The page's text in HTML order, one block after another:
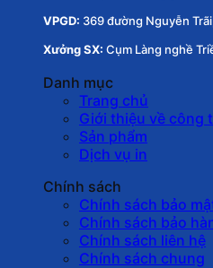
VPGD: 369 đường Nguyễn
Xưởng SX: Cụm Làng nghề
Danh mục
Trang chủ
Giới thiệu về công
Sản phẩm
Dịch vụ in
Chính sách
Chính sách bảo
Chính sách bảo
Chính sách liên hệ
Chính sách chung